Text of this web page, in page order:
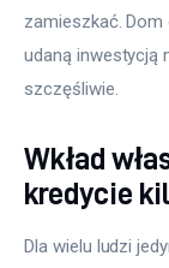
zamieszkać.
udaną inwestycją
szczęśliwie.
Wkład
kredycie
Dla wielu ludzi